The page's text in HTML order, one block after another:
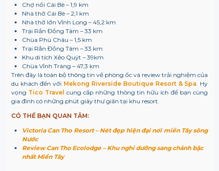
Chợ nổi Cái Bè – 1,9 km
Nhà thờ Cái Bè – 2,1 km
Nhà thờ lớn Vĩnh Long – 45,2 km
Trại Rắn Đồng Tâm – 33 km
Chùa Phù Châu – 1,5 km
Trại Rắn Đồng Tâm – 33 km
Khu di tích Xẻo Quýt – 39km
Chùa Vĩnh Tràng – 47,3 km
Trên đây là toàn bộ thông tin về phòng ốc và review trải nghiệm của
du khách đến với Mekong Riverside Boutique Resort & Spa . Hy
vọng Tico Travel cung cấp những thông tin hữu ích để bạn cùng
gia đình có những phút giây thư giãn tại khu resort.
CÓ THỂ BẠN QUAN TÂM:
Victoria Can Tho Resort – Nét đẹp hiện đại nơi miền Tây sông
Nước
Review Can Tho Ecolodge – Khu nghỉ dưỡng sang chảnh bậc
nhất Miền Tây